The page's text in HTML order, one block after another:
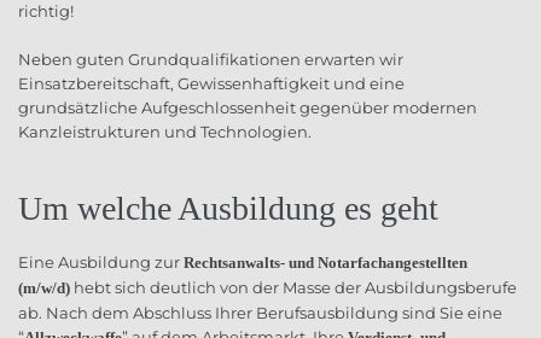
richtig!
Neben guten Grundqualifikationen erwarten wir
Einsatzbereitschaft, Gewissenhaftigkeit und eine
grundsätzliche Aufgeschlossenheit gegenüber modernen
Kanzleistrukturen und Technologien.
Um welche Ausbildung es geht
Eine Ausbildung zur Rechtsanwalts- und Notarfachangestellten
(m/w/d) hebt sich deutlich von der Masse der Ausbildungsberufe
ab. Nach dem Abschluss Ihrer Berufsausbildung sind Sie eine